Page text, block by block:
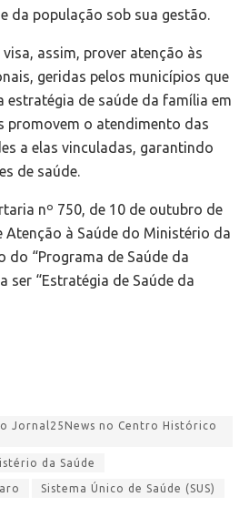
da população sob sua gestão.
assim, prover atenção às
geridas pelos municípios que
estratégia de saúde da família em
promovem o atendimento das
a elas vinculadas, garantindo
de saúde.
nº 750, de 10 de outubro de
Atenção à Saúde do Ministério da
do “Programa de Saúde da
ser “Estratégia de Saúde da
Jornal25News no Centro Histórico
da Saúde
Sistema Único de Saúde (SUS)